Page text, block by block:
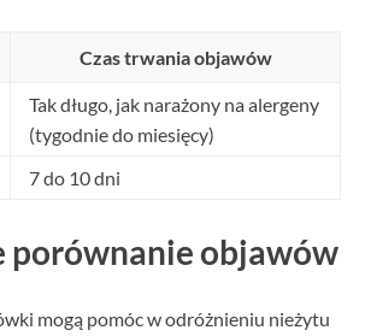
Czas trwania objawów
Tak długo, jak narażony na alergeny
(tygodnie do miesięcy)
7 do 10 dni
porównanie objawów
mogą pomóc w odróżnieniu nieżytu